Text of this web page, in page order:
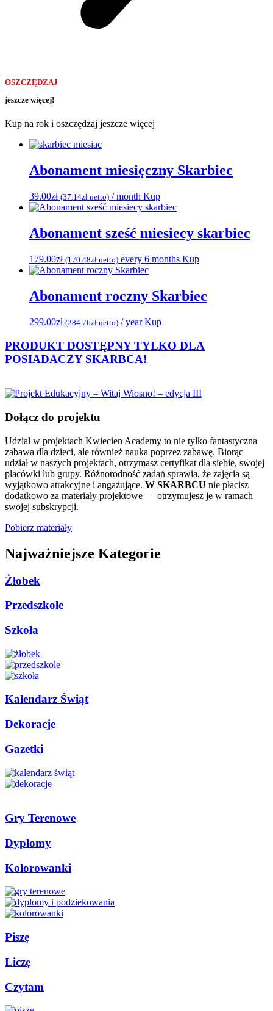
OSZCZĘDZAJ
jeszcze więcej!
Kup na rok i oszczędzaj jeszcze więcej
Abonament miesięczny Skarbiec
39.00zł (37.14zł netto) / month Kup
Abonament sześć miesiecy skarbiec
179.00zł (170.48zł netto) every 6 months Kup
Abonament roczny Skarbiec
299.00zł (284.76zł netto) / year Kup
PRODUKT DOSTĘPNY TYLKO DLA
POSIADACZY SKARBCA!
Dołącz do projektu
Udział w projektach Kwiecien Academy to nie tylko fantastyczna
zabawa dla dzieci, ale również nauka poprzez zabawę. Biorąc
udział w naszych projektach, otrzymasz certyfikat dla siebie, swojej
placówki lub grupy. Różnorodność zadań sprawia, że zajęcia są
wyjątkowo atrakcyjne i angażujące. W SKARBCU nie płacisz
dodatkowo za materiały projektowe — otrzymujesz je w ramach
swojej subskrypcji.
Pobierz materiały
Najważniejsze Kategorie
Żłobek
Przedszkole
Szkoła
Kalendarz Świąt
Dekoracje
Gazetki
Gry Terenowe
Dyplomy
Kolorowanki
Piszę
Liczę
Czytam